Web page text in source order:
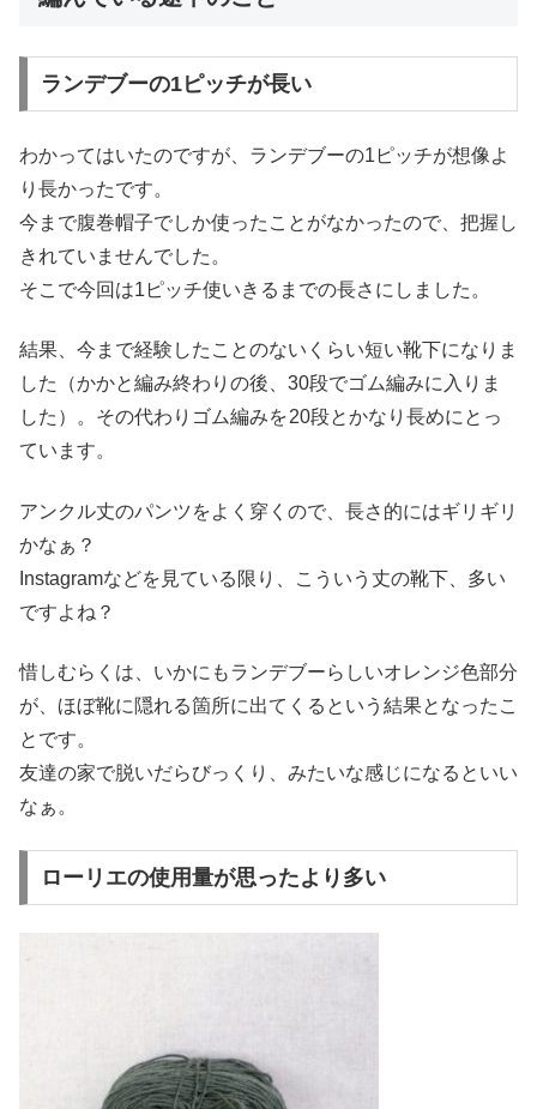
ランデブーの1ピッチが長い
わかってはいたのですが、ランデブーの1ピッチが想像よ
り長かったです。
今まで腹巻帽子でしか使ったことがなかったので、把握し
きれていませんでした。
そこで今回は1ピッチ使いきるまでの長さにしました。
結果、今まで経験したことのないくらい短い靴下になりま
した（かかと編み終わりの後、30段でゴム編みに入りま
した）。その代わりゴム編みを20段とかなり長めにとっ
ています。
アンクル丈のパンツをよく穿くので、長さ的にはギリギリ
かなぁ？
Instagramなどを見ている限り、こういう丈の靴下、多い
ですよね？
惜しむらくは、いかにもランデブーらしいオレンジ色部分
が、ほぼ靴に隠れる箇所に出てくるという結果となったこ
とです。
友達の家で脱いだらびっくり、みたいな感じになるといい
なぁ。
ローリエの使用量が思ったより多い